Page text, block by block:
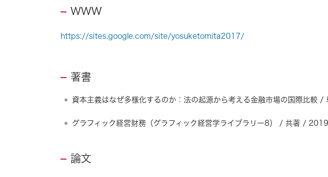
WWW
https://sites.google.com/site/yosuketomita2017/
著書
資本主義はなぜ多様化するのか：法の起源から考える金融市場の国際比
グラフィック経営財務（グラフィック経営学ライブラリー8） / 共著 /
論文